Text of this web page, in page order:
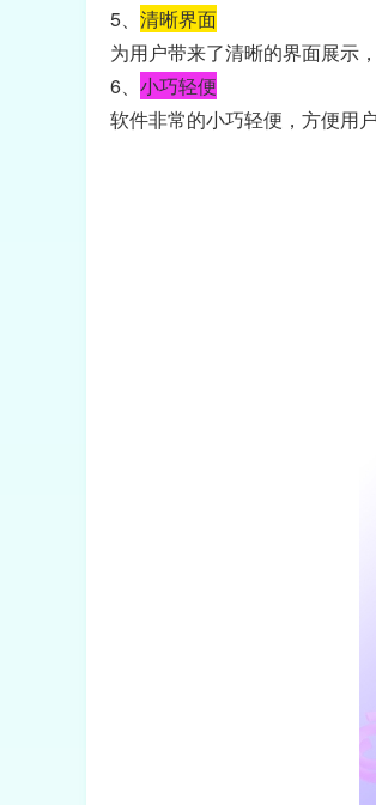
5、 清晰界面
为用户带来了清晰的界面展示
6、 小巧轻便
软件非常的小巧轻便，方便用